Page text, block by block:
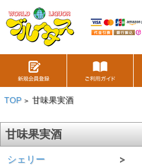
TOP > 甘味果実酒
甘味果実酒
シェリー